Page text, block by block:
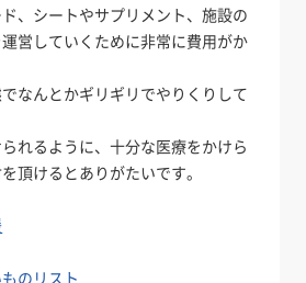
、シートやサプリメント、施設の
営していくために非常に費用がか
なんとかギリギリでやりくりして
れるように、十分な医療をかけら
頂けるとありがたいです。
のリスト